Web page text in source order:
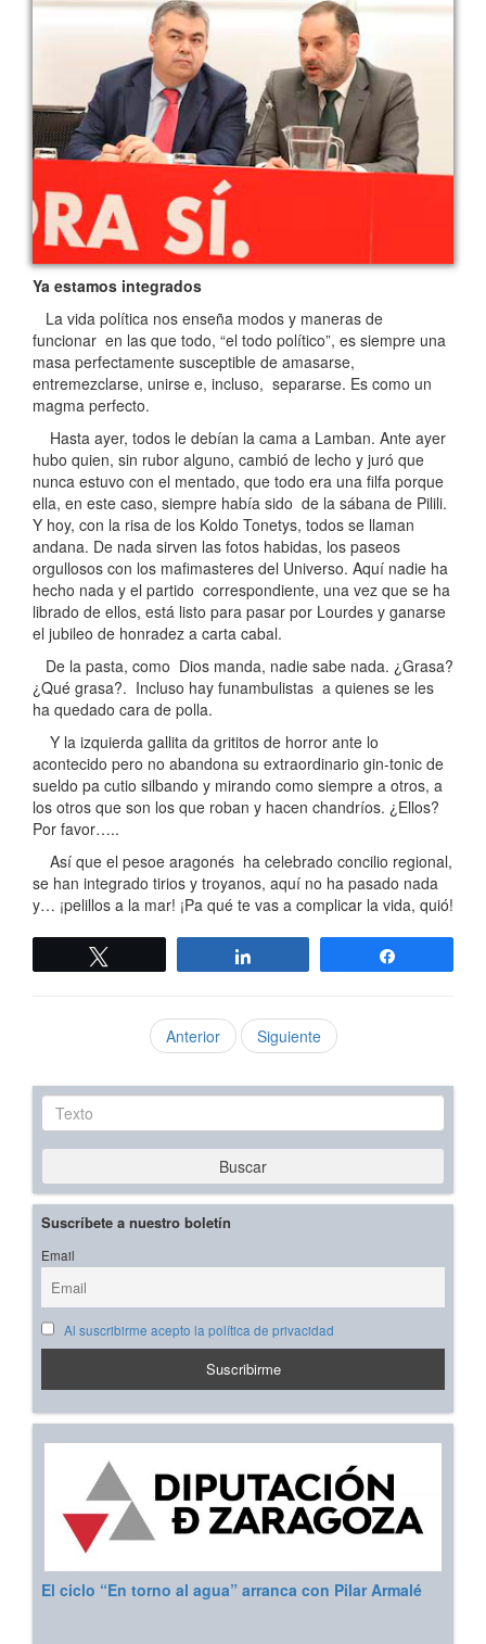
Ya estamos integrados
La vida política nos enseña modos y maneras de
funcionar en las que todo, “el todo político”, es siempre una
masa perfectamente susceptible de amasarse,
entremezclarse, unirse e, incluso, separarse. Es como un
magma perfecto.
Hasta ayer, todos le debían la cama a Lamban. Ante ayer
hubo quien, sin rubor alguno, cambió de lecho y juró que
nunca estuvo con el mentado, que todo era una filfa porque
ella, en este caso, siempre había sido de la sábana de Pilili.
Y hoy, con la risa de los Koldo Tonetys, todos se llaman
andana. De nada sirven las fotos habidas, los paseos
orgullosos con los mafimasteres del Universo. Aquí nadie ha
hecho nada y el partido correspondiente, una vez que se ha
librado de ellos, está listo para pasar por Lourdes y ganarse
el jubileo de honradez a carta cabal.
De la pasta, como Dios manda, nadie sabe nada. ¿Grasa?
¿Qué grasa?. Incluso hay funambulistas a quienes se les
ha quedado cara de polla.
Y la izquierda gallita da grititos de horror ante lo
acontecido pero no abandona su extraordinario gin-tonic de
sueldo pa cutio silbando y mirando como siempre a otros, a
los otros que son los que roban y hacen chandríos. ¿Ellos?
Por favor…..
Así que el pesoe aragonés ha celebrado concilio regional,
se han integrado tirios y troyanos, aquí no ha pasado nada
y… ¡pelillos a la mar! ¡Pa qué te vas a complicar la vida, quió!
Anterior Siguiente
Texto
Buscar
Suscríbete a nuestro boletín
Email
Al suscribirme acepto la política de privacidad
El ciclo “En torno al agua” arranca con Pilar Armalé